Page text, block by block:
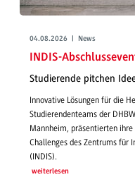
04.08.2026 | News
INDIS-
Studierende pitchen
Innovative Lösungen für die
Studierendenteams der
Mannheim, präsentierten
Challenges des Zentrums für
(INDIS).
weiterlesen